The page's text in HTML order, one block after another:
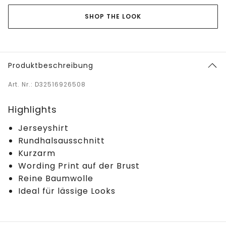
SHOP THE LOOK
Produktbeschreibung
Art. Nr.: D32516926508
Highlights
Jerseyshirt
Rundhalsausschnitt
Kurzarm
Wording Print auf der Brust
Reine Baumwolle
Ideal für lässige Looks